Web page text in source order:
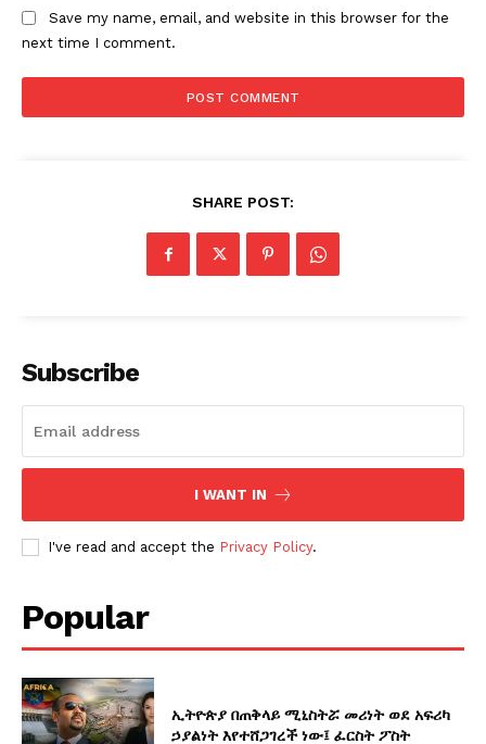
Save my name, email, and website in this browser for the
next time I comment.
SHARE POST:
Subscribe
I WANT IN
I've read and accept the Privacy Policy.
Popular
ኢትዮጵያ በጠቅላይ ሚኒስትሯ መሪነት ወደ አፍሪካ
ኃያልነት እየተሸጋገረች ነው፤ ፈርስት ፖስት